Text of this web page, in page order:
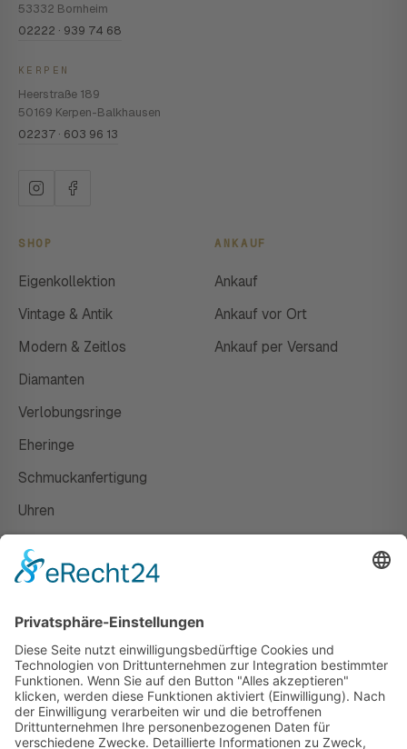
53332 Bornheim
02222 · 939 74 68
KERPEN
Heerstraße 189
50169 Kerpen-Balkhausen
02237 · 603 96 13
SHOP
Eigenkollektion
Vintage & Antik
Modern & Zeitlos
Diamanten
Verlobungsringe
Eheringe
Schmuckanfertigung
Uhren
ANKAUF
Ankauf
Ankauf vor Ort
Ankauf per Versand
Susanne Steiger
Geschäfte
Newsletter
Kontakt